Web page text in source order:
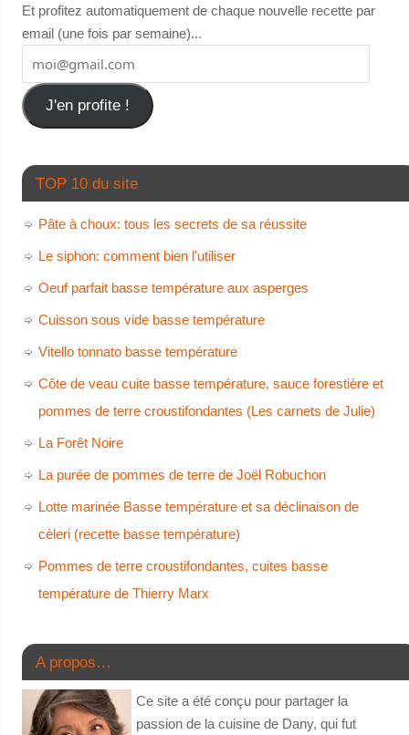
Et profitez automatiquement de chaque nouvelle recette par
email (une fois par semaine)...
J'en profite !
TOP 10 du site
Pâte à choux: tous les secrets de sa réussite
Le siphon: comment bien l'utiliser
Oeuf parfait basse température aux asperges
Cuisson sous vide basse température
Vitello tonnato basse température
Côte de veau cuite basse température, sauce forestière et
pommes de terre croustifondantes (Les carnets de Julie)
La Forêt Noire
La purée de pommes de terre de Joël Robuchon
Lotte marinée Basse température et sa déclinaison de
cèleri (recette basse température)
Pommes de terre croustifondantes, cuites basse
température de Thierry Marx
A propos…
Ce site a été conçu pour partager la
passion de la cuisine de Dany, qui fut